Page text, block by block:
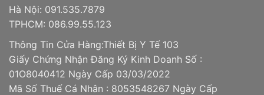
Hà Nội: 091.535.7879
TPHCM: 086.99.55.123
Thông Tin Cửa Hàng:Thiết Bị Y Tế 103
Giấy Chứng Nhận Đăng Ký Kinh Doanh Số :
01O8040412 Ngày Cấp 03/03/2022
Mã Số Thuế Cá Nhân : 8053548267 Ngày Cấp